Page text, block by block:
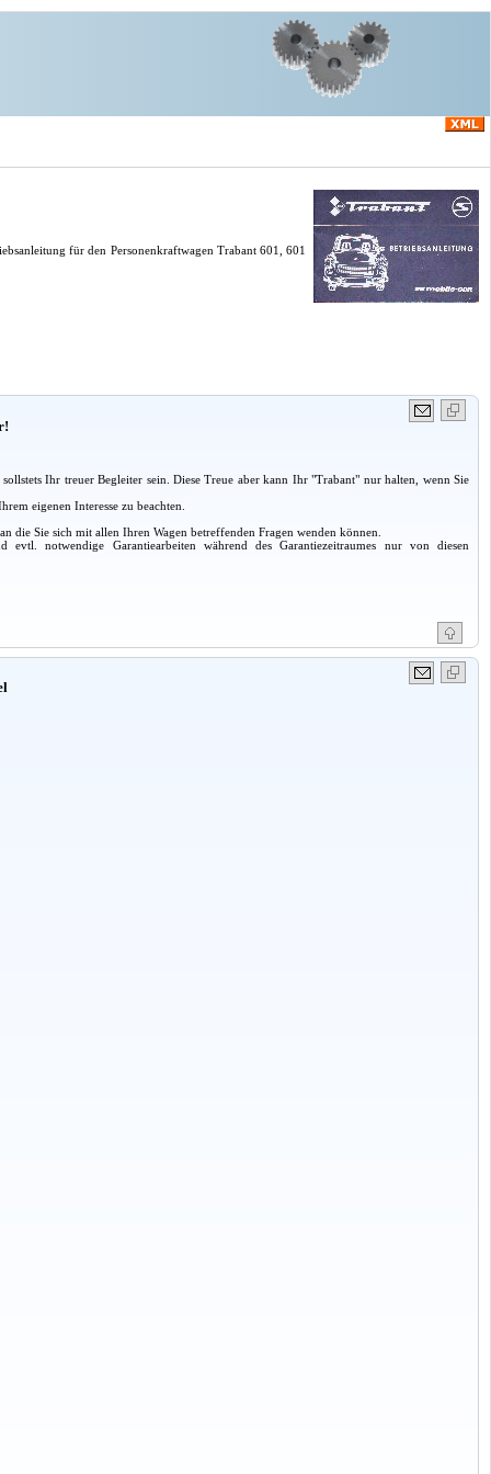
für den Personenkraftwagen Trabant 601, 601
Ihr treuer Begleiter sein. Diese Treue aber kann Ihr "Trabant" nur halten, wenn Sie
eigenen Interesse zu beachten.
die Sie sich mit allen Ihren Wagen betreffenden Fragen wenden können.
notwendige Garantiearbeiten während des Garantiezeitraumes nur von diesen